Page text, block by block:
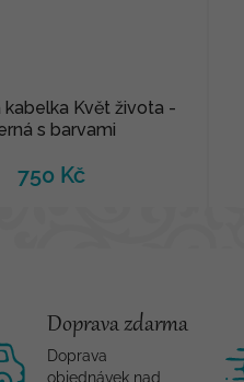
kabelka Květ života -
s barvami
750 Kč
Doprava zdarma
Doprava
objednávek nad